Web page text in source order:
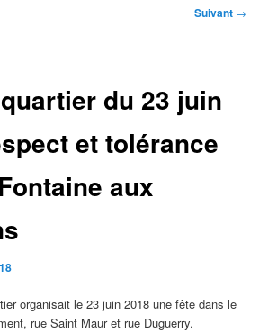
Suivant →
du 23 juin
et tolérance
aux
organisait le 23 juin 2018 une fête dans le
rue Saint Maur et rue Duguerry.